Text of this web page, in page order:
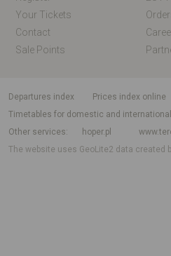
Your Tickets
Contact
Sale Points
departures index
Prices index online
Timetables for domestic and
Other services
hoper.pl
The website uses GeoLite2 data created